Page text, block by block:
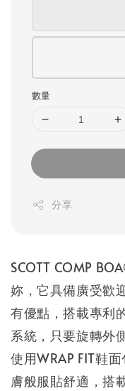
數量
分享
SCOTT COMP
妳，它具備廣受歡
有優點，搭載專利
系統，只要旋轉外
使用WRAP FIT鞋
膚般服貼舒適，搭